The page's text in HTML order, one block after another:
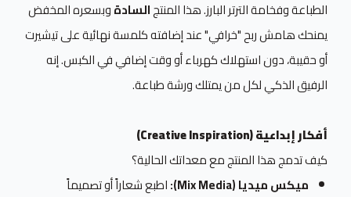
الطباعة وفخامة الترتر البارز. هذا المنتجالسادةوبسعره المخفض
يمنحك هامش ربح "خرافي" عند إضافته كلمسة نهائية على تيشيرت
أو حقيبة، دون استهلاك كهرباء أو وقت إضافي في الكبس. إنه
الرفيق الذكي لكل من يمتلك ورشة طباعة.
أفكار إبداعية (Creative Inspiration)
كيف تدمج هذا المنتج مع معداتك الحالية؟
ميكس ميديا (Mix Media):
اطبع شعاراً أو تصميماً